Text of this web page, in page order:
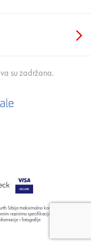
su zadržana.
Srbija maksimalno koristi
nazivima specifikacija,
i fotografije